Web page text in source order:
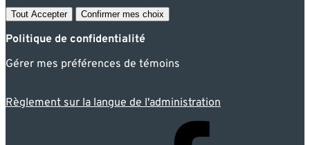
Tout Accepter Confirmer mes choix
Politique de confidentialité
Gérer mes préférences de témoins
Règlement sur la langue de l'administration